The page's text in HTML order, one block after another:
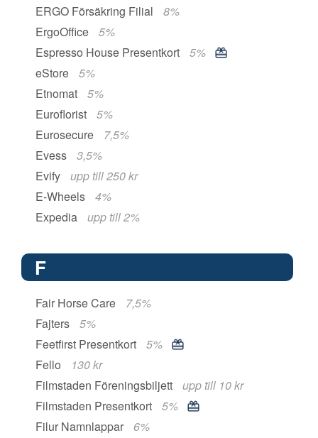
ERGO Försäkring Filial
8%
ErgoOffice
5%
Espresso House Presentkort
5%
eStore
5%
Etnomat
5%
Euroflorist
5%
Eurosecure
7,5%
Evess
3,5%
Evify
upp till 250 kr
E-Wheels
4%
Expedia
upp till 2%
F
Fair Horse Care
7,5%
Fajters
5%
Feetfirst Presentkort
5%
Fello
130 kr
Filmstaden Föreningsbiljett
upp till 10 kr
Filmstaden Presentkort
5%
Filur Namnlappar
6%